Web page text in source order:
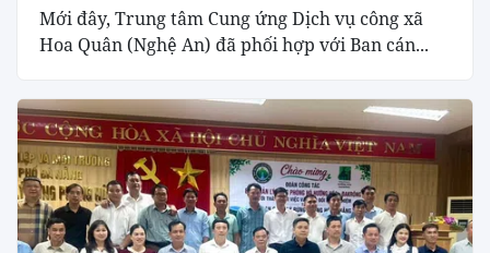
Mới đây, Trung tâm Cung ứng Dịch vụ công xã
Hoa Quân (Nghệ An) đã phối hợp với Ban cán...